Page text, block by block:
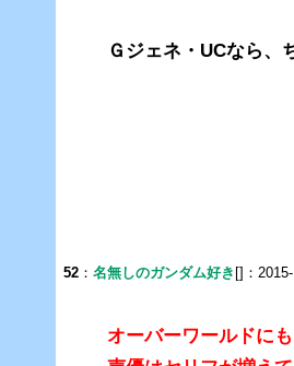
Ｇジェネ・UCなら、
52 ： 名無しのガンダム好き []：
オーバーワールドに